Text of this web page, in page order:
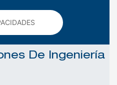
De Ingeniería